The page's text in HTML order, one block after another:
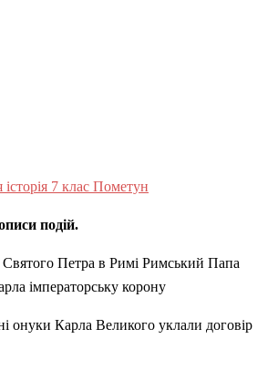
7 клас Пометун
подій.
Петра в Римі Римський Папа
імператорську корону
онуки Карла Великого уклали договір